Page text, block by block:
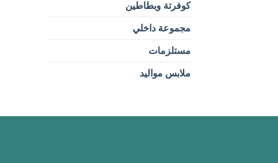
كوفرتة وبطاطين
مجموعة داخلي
مستلزمات
ملابس مواليد